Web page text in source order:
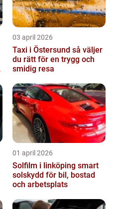
03 april 2026
Taxi i Östersund så väljer
du rätt för en trygg och
smidig resa
01 april 2026
Solfilm i linköping smart
solskydd för bil, bostad
och arbetsplats